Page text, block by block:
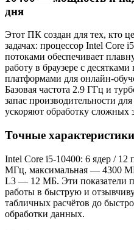
дня
Этот ПК создан для тех, кто
задачах: процессор Intel Core
потоками обеспечивает
работу в браузере с
платформами для онлайн-
Базовая частота 2.9 ГГц и
запас производительности
ускоряют обработку сложных
Точные
Intel Core i5-10400: 6 ядер / 12
МГц, максимальная — 4300
L3 — 12 МБ. Эти показатели
работы в быструю и
табличных расчётов до
обработки данных.